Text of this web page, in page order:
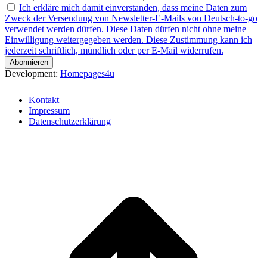
Ich erkläre mich damit einverstanden, dass meine Daten zum
Zweck der Versendung von Newsletter-E-Mails von Deutsch-to-go
verwendet werden dürfen. Diese Daten dürfen nicht ohne meine
Einwilligung weitergegeben werden. Diese Zustimmung kann ich
jederzeit schriftlich, mündlich oder per E-Mail widerrufen.
Development: Homepages4u
Kontakt
Impressum
Datenschutzerklärung